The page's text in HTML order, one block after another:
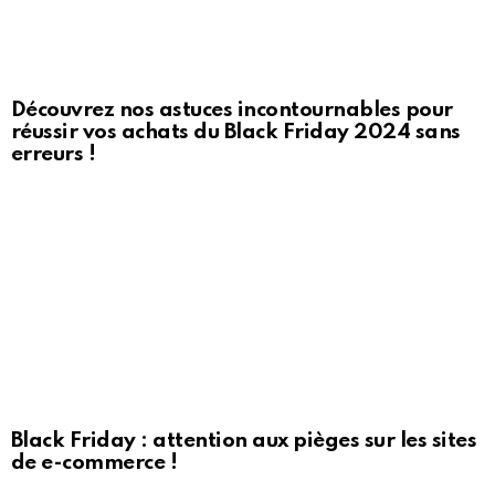
Découvrez nos astuces incontournables pour
réussir vos achats du Black Friday 2024 sans
erreurs !
Black Friday : attention aux pièges sur les sites
de e-commerce !